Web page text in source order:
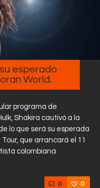
esperado
World.
programa de
Shakira cautivó a la
lo que será su esperada
que arrancará el 11
colombiana
0 0